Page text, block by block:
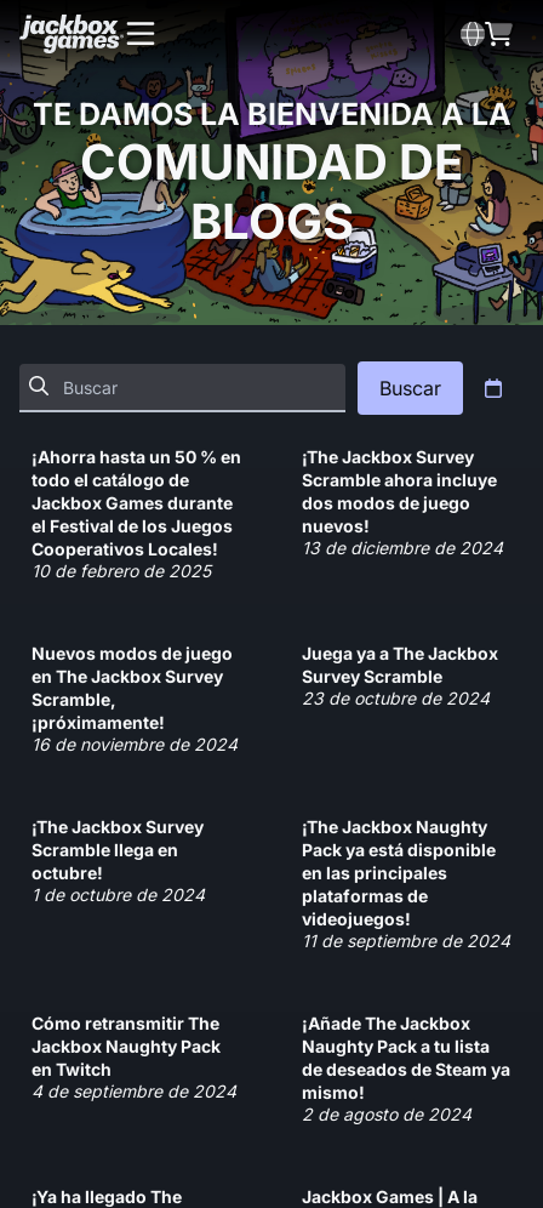
TE DAMOS LA BIENVENIDA A LA
COMUNIDAD DE
BLOGS
Buscar
¡Ahorra hasta un 50 % en
todo el catálogo de
Jackbox Games durante
el Festival de los Juegos
Cooperativos Locales!
10 de febrero de 2025
¡The Jackbox Survey
Scramble ahora incluye
dos modos de juego
nuevos!
13 de diciembre de 2024
Nuevos modos de juego
en The Jackbox Survey
Scramble,
¡próximamente!
16 de noviembre de 2024
Juega ya a The Jackbox
Survey Scramble
23 de octubre de 2024
¡The Jackbox Survey
Scramble llega en
octubre!
1 de octubre de 2024
¡The Jackbox Naughty
Pack ya está disponible
en las principales
plataformas de
videojuegos!
11 de septiembre de 2024
Cómo retransmitir The
Jackbox Naughty Pack
en Twitch
4 de septiembre de 2024
¡Añade The Jackbox
Naughty Pack a tu lista
de deseados de Steam ya
mismo!
2 de agosto de 2024
¡Ya ha llegado The
Jackbox Games | A la